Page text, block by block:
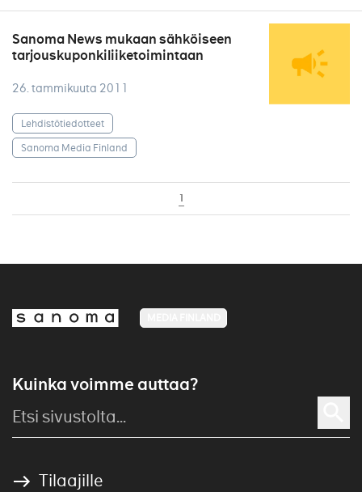
Sanoma News mukaan sähköiseen
tarjouskuponkiliiketoimintaan
26. tammikuuta 2011
Lehdistötiedotteet
Sanoma Media Finland
1
Kuinka voimme auttaa?
Tilaajille